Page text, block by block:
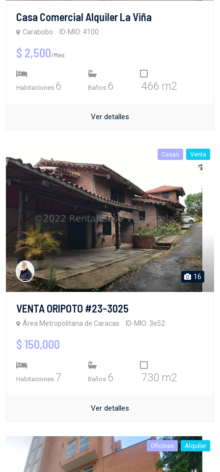
Casa Comercial Alquiler La Viña
Carabobo ID-MIO: 4100
$ 2,500/Mes
Habitaciones 6 Baños 6 466 m2
Ver detalles
Casas Venta
16
VENTA ORIPOTO #23-3025
Área Metropolitana de Caracas ID-MIO: 3e52
$ 150,000
Habitaciones 7 Baños 6 730 m2
Ver detalles
Oficinas Alquiler